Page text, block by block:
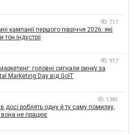
717
кампанії першого півріччя 2026: які
індустрії
917
головні сигнали ринку за
Marketing Day від GoIT
1381
досі роблять одну й ту саму помилку,
не працює